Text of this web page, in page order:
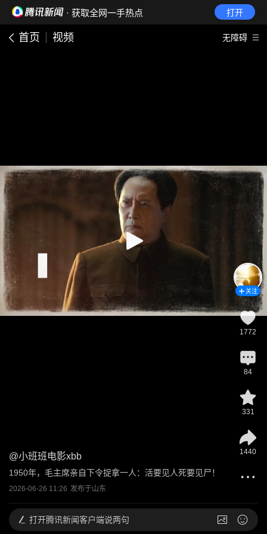
· 获取全网一手热点 打开
首页 视频 无障碍
@小班班电影xbb
1950年，毛主席亲自下令捉拿一人：活要见人死要见尸！
2026-06-26 11:26 发布于山东
关注
1772
84
331
1440
打开腾讯新闻客户端说两句